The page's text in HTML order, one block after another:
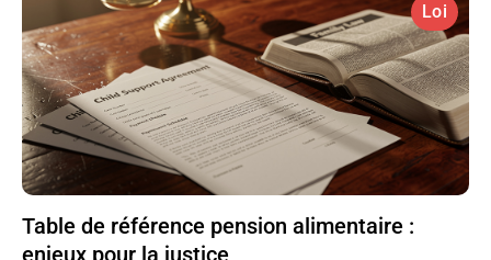
Loi
Table de référence pension alimentaire :